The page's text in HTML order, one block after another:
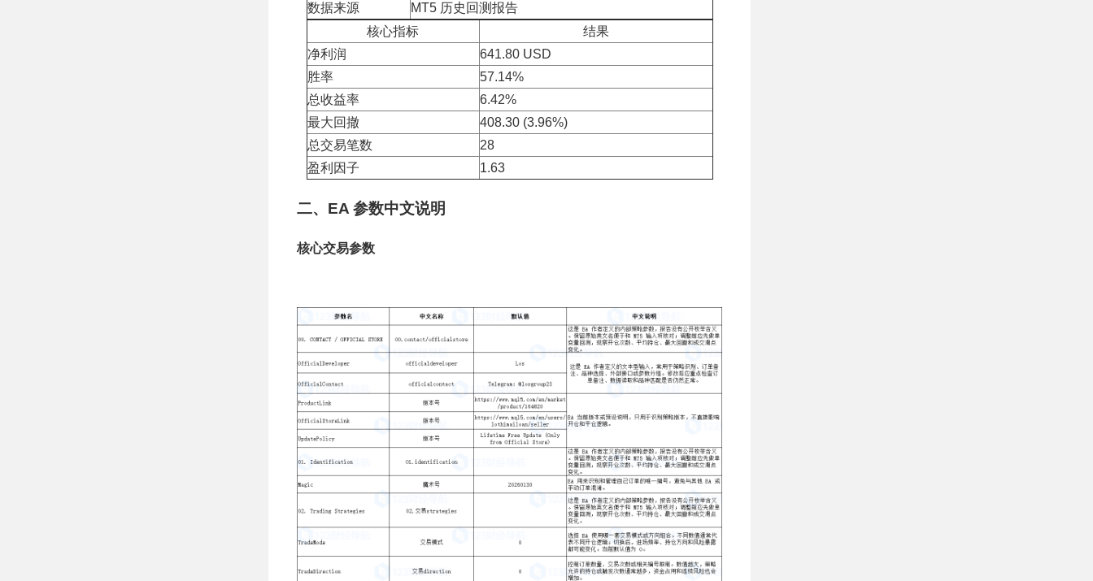
数据来源
MT5 历史回测报告
核心指标
结果
净利润
641.80 USD
胜率
57.14%
总收益率
6.42%
最大回撤
408.30 (3.96%)
总交易笔数
28
盈利因子
1.63
二、EA 参数中文说明
核心交易参数